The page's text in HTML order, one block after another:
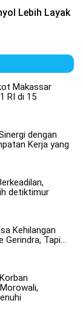
Lebih Layak
Makassar
RI di 15
dengan
Kerja yang
detiktimur
Kehilangan
Tapi…